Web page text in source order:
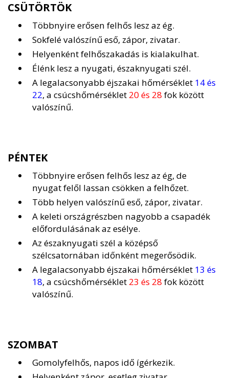
CSÜTÖRTÖK
Többnyire erősen felhős lesz az ég.
Sokfelé valószínű eső, zápor, zivatar.
Helyenként felhőszakadás is kialakulhat.
Élénk lesz a nyugati, északnyugati szél.
A legalacsonyabb éjszakai hőmérséklet 14 és
22, a csúcshőmérséklet 20 és 28 fok között
valószínű.
PÉNTEK
Többnyire erősen felhős lesz az ég, de
nyugat felől lassan csökken a felhőzet.
Több helyen valószínű eső, zápor, zivatar.
A keleti országrészben nagyobb a csapadék
előfordulásának az esélye.
Az északnyugati szél a középső
szélcsatornában időnként megerősödik.
A legalacsonyabb éjszakai hőmérséklet 13 és
18, a csúcshőmérséklet 23 és 28 fok között
valószínű.
SZOMBAT
Gomolyfelhős, napos idő ígérkezik.